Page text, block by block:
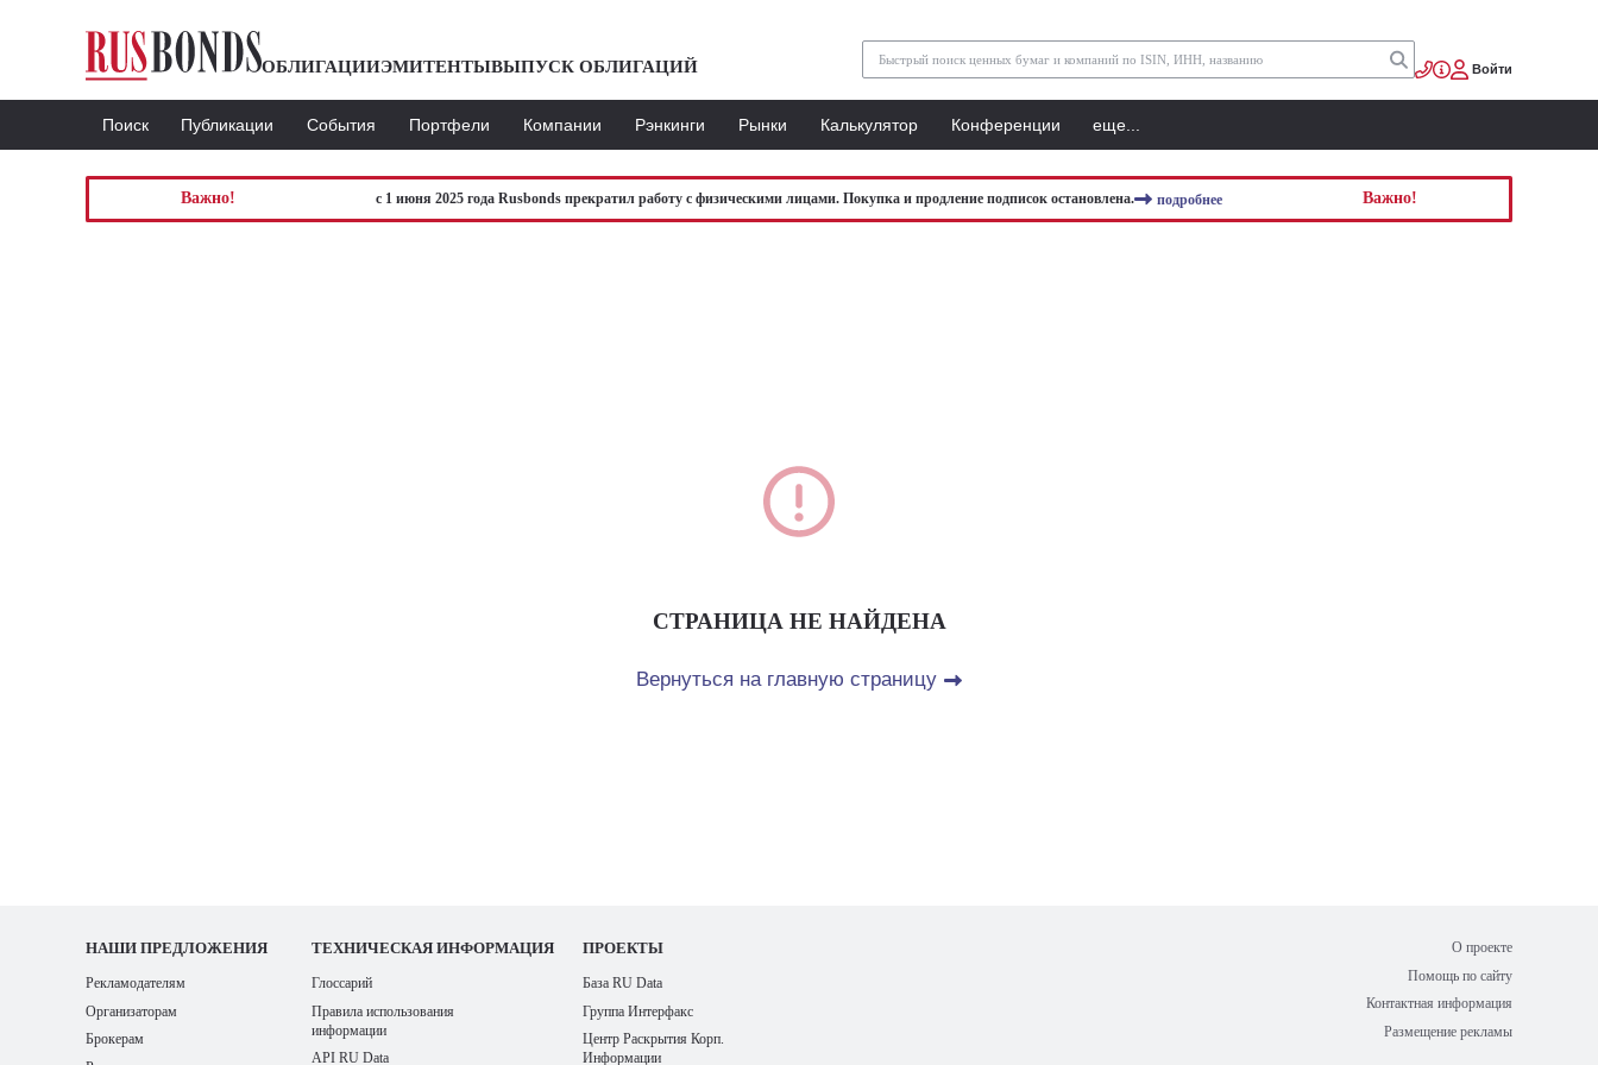
ОБЛИГАЦИИЭМИТЕНТЫВЫПУСК ОБЛИГАЦИЙ Войти
Поиск Публикации События Портфели Компании Рэнкинги Рынки Калькулятор Конференции еще...
Важно! с 1 июня 2025 года Rusbonds прекратил работу с физическими лицами. Покупка и продление подписок остановлена. подробнее Важно!
СТРАНИЦА НЕ НАЙДЕНА
Вернуться на главную страницу
НАШИ ПРЕДЛОЖЕНИЯ
Рекламодателям
Организаторам
Брокерам
ТЕХНИЧЕСКАЯ ИНФОРМАЦИЯ
Глоссарий
Правила использования
информации
API RU Data
ПРОЕКТЫ
База RU Data
Группа Интерфакс
Центр Раскрытия Корп.
Информации
О проекте
Помощь по сайту
Контактная информация
Размещение рекламы